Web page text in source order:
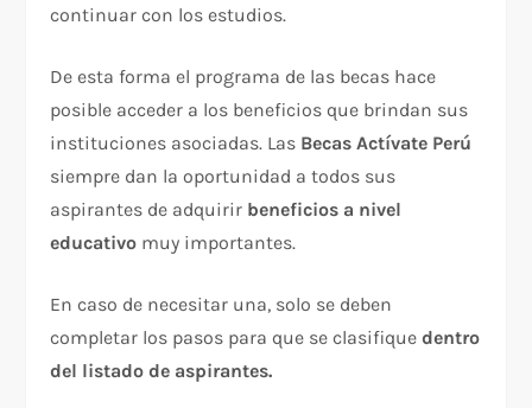
continuar con los estudios.
De esta forma el programa de las becas hace
posible acceder a los beneficios que brindan sus
instituciones asociadas. Las Becas Actívate Perú
siempre dan la oportunidad a todos sus
aspirantes de adquirir beneficios a nivel
educativo muy importantes.
En caso de necesitar una, solo se deben
completar los pasos para que se clasifiquedentro
del listado de aspirantes.